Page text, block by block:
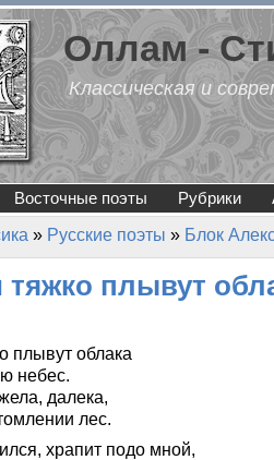
Оллам -
Классическая и
Восточные поэты Рубрики
» Русские поэты » Блок
тяжко плывут
плывут облака
небес.
далека,
лес.
храпит подо мной,